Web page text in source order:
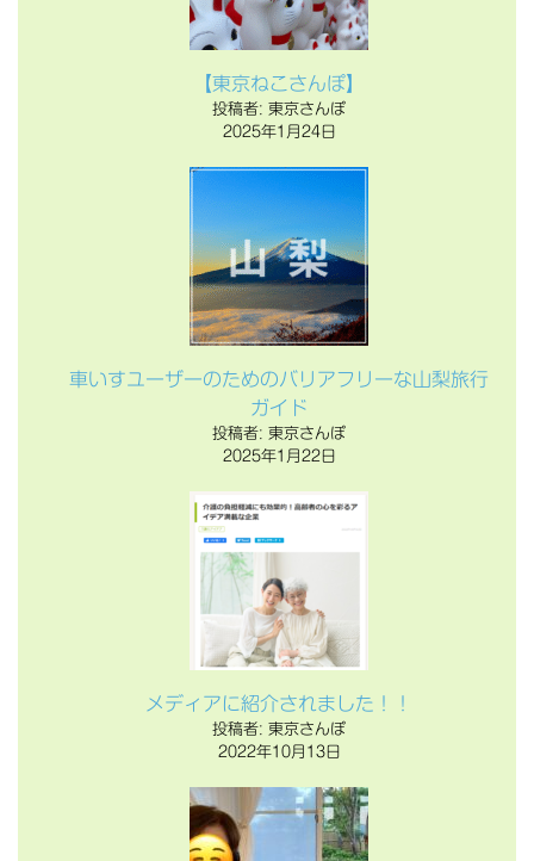
【東京ねこさんぽ】
投稿者: 東京さんぽ
2025年1月24日
車いすユーザーのためのバリアフリーな山梨旅行
ガイド
投稿者: 東京さんぽ
2025年1月22日
メディアに紹介されました！！
投稿者: 東京さんぽ
2022年10月13日